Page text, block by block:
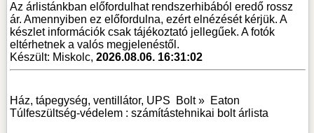
Az árlistánkban előfordulhat rendszerhibából eredő rossz
ár. Amennyiben ez előfordulna, ezért elnézését kérjük. A
készlet információk csak tájékoztató jellegűek. A fotók
eltérhetnek a valós megjelenéstől.
Készült: Miskolc,2026.08.06. 16:31:02
Ház, tápegység, ventillátor, UPS Bolt » Eaton
Túlfeszültség-védelem : számítástehnikai bolt árlista